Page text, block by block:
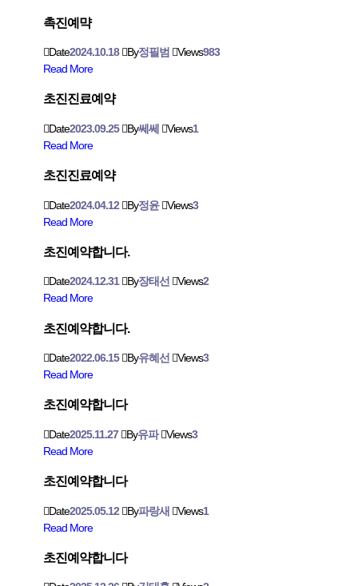
촉진예먁
Date2024.10.18 By정필범 Views983
Read More
초진진료예약
Date2023.09.25 By쎄쎄 Views1
Read More
초진진료예약
Date2024.04.12 By정윤 Views3
Read More
초진예약합니다.
Date2024.12.31 By장태선 Views2
Read More
초진예약합니다.
Date2022.06.15 By유혜선 Views3
Read More
초진예약합니다
Date2025.11.27 By유파 Views3
Read More
초진예약합니다
Date2025.05.12 By파랑새 Views1
Read More
초진예약합니다